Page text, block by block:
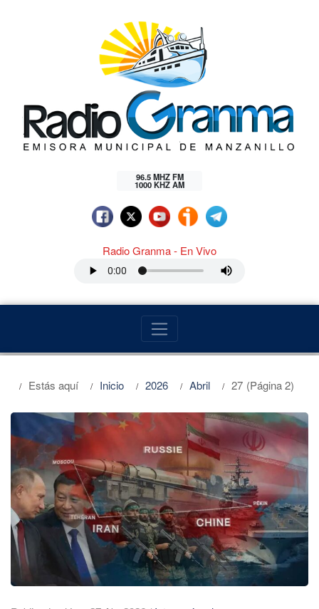
96.5 MHZ FM
1000 KHZ AM
Radio Granma - En Vivo
Estás aquí Inicio 2026 Abril 27 (Página 2)